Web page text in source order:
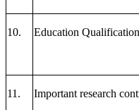
10. Education
11.
Important research